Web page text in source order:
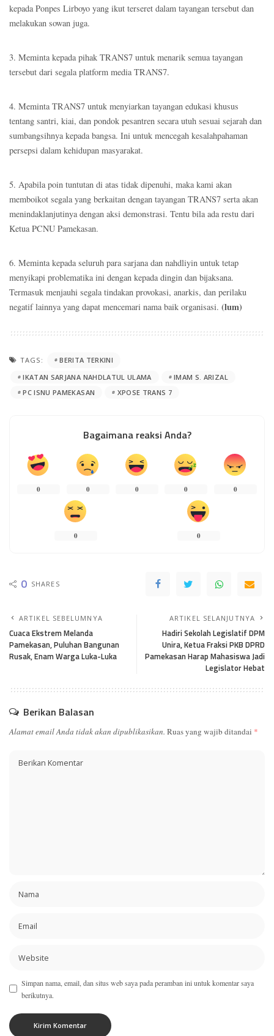
kepada Ponpes Lirboyo yang ikut terseret dalam tayangan tersebut dan
melakukan sowan juga.
3. Meminta kepada pihak TRANS7 untuk menarik semua tayangan
tersebut dari segala platform media TRANS7.
4. Meminta TRANS7 untuk menyiarkan tayangan edukasi khusus
tentang santri, kiai, dan pondok pesantren secara utuh sesuai sejarah dan
sumbangsihnya kepada bangsa. Ini untuk mencegah kesalahpahaman
persepsi dalam kehidupan masyarakat.
5. Apabila poin tuntutan di atas tidak dipenuhi, maka kami akan
memboikot segala yang berkaitan dengan tayangan TRANS7 serta akan
menindaklanjutinya dengan aksi demonstrasi. Tentu bila ada restu dari
Ketua PCNU Pamekasan.
6. Meminta kepada seluruh para sarjana dan nahdliyin untuk tetap
menyikapi problematika ini dengan kepada dingin dan bijaksana.
Termasuk menjauhi segala tindakan provokasi, anarkis, dan perilaku
negatif lainnya yang dapat mencemari nama baik organisasi. (lum)
TAGS:
BERITA TERKINI
IKATAN SARJANA NAHDLATUL ULAMA
IMAM S. ARIZAL
PC ISNU PAMEKASAN
XPOSE TRANS 7
Bagaimana reaksi Anda?
0 0 0 0 0
0 0
0 SHARES
ARTIKEL SEBELUMNYA
Cuaca Ekstrem Melanda
Pamekasan, Puluhan Bangunan
Rusak, Enam Warga Luka-Luka
ARTIKEL SELANJUTNYA
Hadiri Sekolah Legislatif DPM
Unira, Ketua Fraksi PKB DPRD
Pamekasan Harap Mahasiswa Jadi
Legislator Hebat
Berikan Balasan
Alamat email Anda tidak akan dipublikasikan. Ruas yang wajib ditandai *
Simpan nama, email, dan situs web saya pada peramban ini untuk komentar saya
berikutnya.